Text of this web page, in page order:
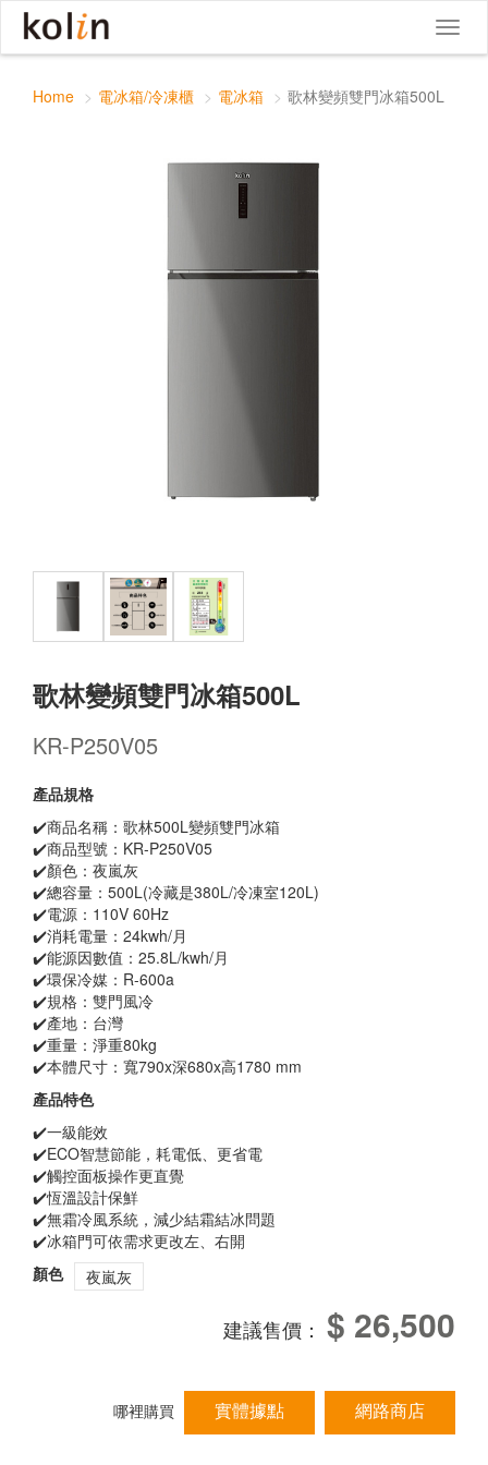
歌林變頻雙門冰箱500L
Toggle
Home 電冰箱/冷凍櫃 電冰箱 歌林變頻雙門冰箱500L
歌林變頻雙門冰箱500L
KR-P250V05
產品規格
✔️商品名稱：歌林500L變頻雙門冰箱
✔️商品型號：KR-P250V05
✔️顏色：夜嵐灰
✔️總容量：500L(冷藏是380L/冷凍室120L)
✔️電源：110V 60Hz
✔️消耗電量：24kwh/月
✔️能源因數值：25.8L/kwh/月
✔️環保冷媒：R-600a
✔️規格：雙門風冷
✔️產地：台灣
✔️重量：淨重80kg
✔️本體尺寸：寬790x深680x高1780 mm
產品特色
✔️一級能效
✔️ECO智慧節能，耗電低、更省電
✔️觸控面板操作更直覺
✔️恆溫設計保鮮
✔️無霜冷風系統，減少結霜結冰問題
✔️冰箱門可依需求更改左、右開
顏色
夜嵐灰
建議售價： $ 26,500
哪裡購買 實體據點 網路商店